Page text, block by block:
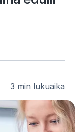
3 min lukuaika